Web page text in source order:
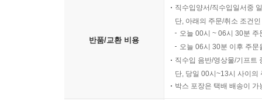
반품/교환 비용
직수입양서/직수입일서중
단, 아래의 주문/취소 조건
오늘 00시 ~ 06시 30분
오늘 06시 30분 이후 주
직수입 음반/영상물/기프트
단, 당일 00시~13시 사이의
박스 포장은 택배 배송이